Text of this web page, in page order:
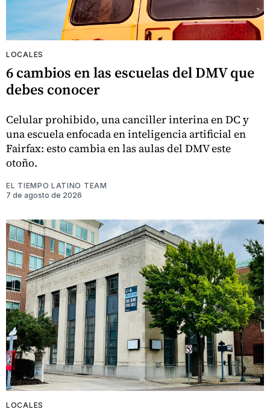
LOCALES
6 cambios en las escuelas del DMV que
debes conocer
Celular prohibido, una canciller interina en DC y
una escuela enfocada en inteligencia artificial en
Fairfax: esto cambia en las aulas del DMV este
otoño.
EL TIEMPO LATINO TEAM
7 de agosto de 2026
LOCALES